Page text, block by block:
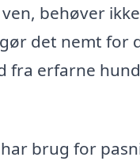
behøver
det nemt for
fra erfarne
brug for